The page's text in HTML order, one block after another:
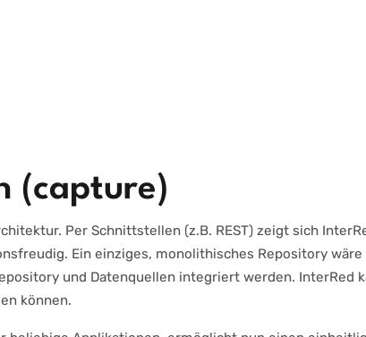
(capture)
Per Schnittstellen (z.B. REST) zeigt sich
Ein einziges, monolithisches Repository
und Datenquellen integriert werden. InterRed
können.